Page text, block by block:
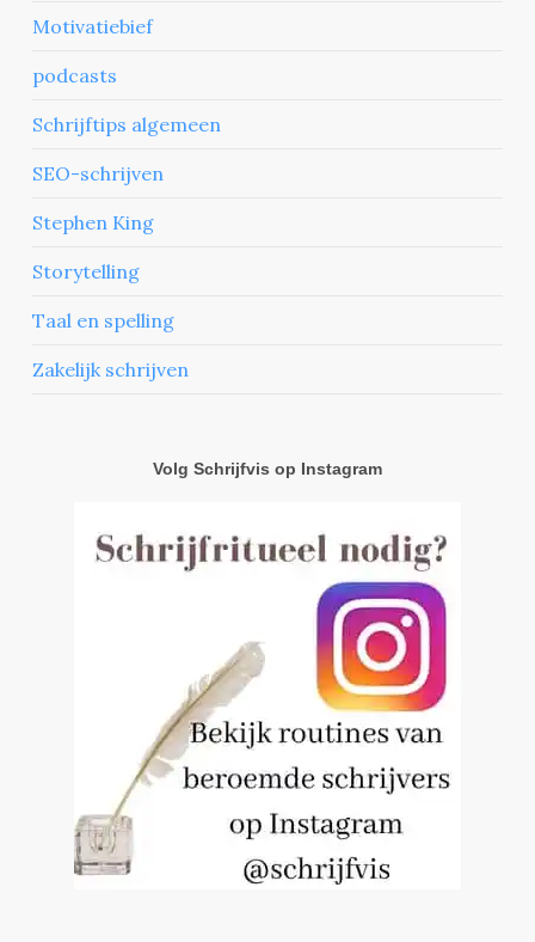
Motivatiebief
podcasts
Schrijftips algemeen
SEO-schrijven
Stephen King
Storytelling
Taal en spelling
Zakelijk schrijven
Volg Schrijfvis op Instagram